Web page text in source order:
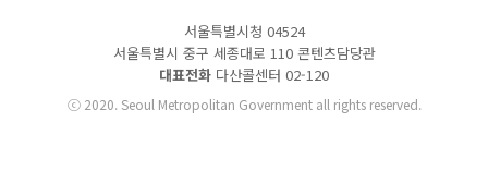
서울특별시청 04524
서울특별시 중구 세종대로 110 콘텐츠담당관
대표전화 다산콜센터 02-120
ⓒ2020. Seoul Metropolitan Government all rights reserved.